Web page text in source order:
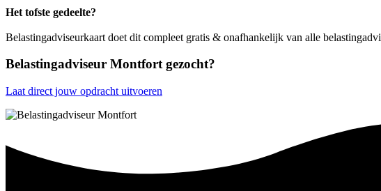
Het tofste gedeelte?
Belastingadviseurkaart doet dit compleet gratis & onafhankelijk van alle
Belastingadviseur Montfort gezocht?
Laat direct jouw opdracht uitvoeren